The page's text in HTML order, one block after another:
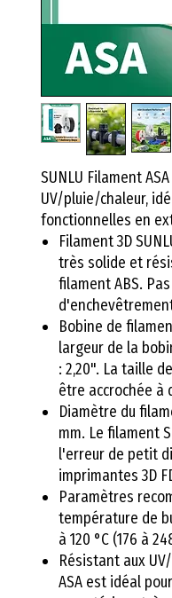
SUNLU Filament
UV/pluie/chaleur,
fonctionnelles en
Filament 3D
très solide et
filament ABS.
Bobine de
largeur de la
: 2,20". La taille
être accrochée à
Diamètre du
mm. Le filament
l'erreur de petit
imprimantes 3D
Paramètres
température de
à 120 °C (176 à
Résistant aux
ASA est idéal